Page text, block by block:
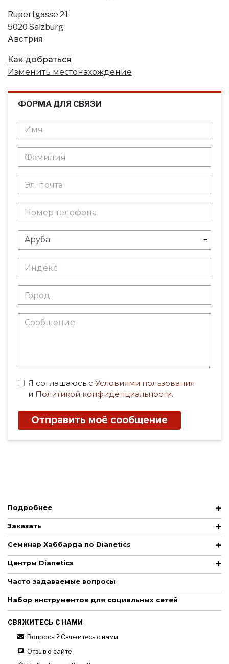
Rupertgasse 21
5020 Salzburg
Австрия
Как добраться
Изменить местонахождение
ФОРМА ДЛЯ СВЯЗИ
Я соглашаюсь с Условиями пользования
и Политикой конфиденциальности.
Отправить моё сообщение
Подробнее
Заказать
Семинар Хаббарда по Dianetics
Центры Dianetics
Часто задаваемые вопросы
Набор инструментов для социальных сетей
СВЯЖИТЕСЬ С НАМИ
Вопросы? Свяжитесь с нами
Отзыв о сайте